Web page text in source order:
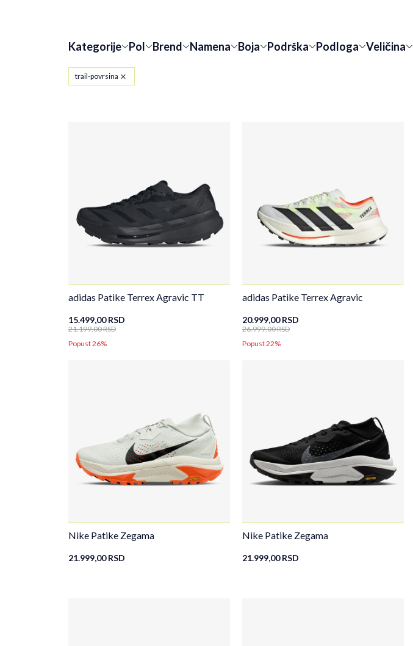
Odabir filtera zatvara filtere i učitava nove proizvode, zatim fokusira sledeći filter.
Kategorije Pol Brend Namena Boja Podrška Podloga Veličina
trail-povrsina
adidas Patike Terrex Agravic TT
15.499,00 RSD
21.199,00RSD
Popust 26%
adidas Patike Terrex Agravic
20.999,00 RSD
26.999,00RSD
Popust 22%
Nike Patike Zegama
21.999,00 RSD
Nike Patike Zegama
21.999,00 RSD